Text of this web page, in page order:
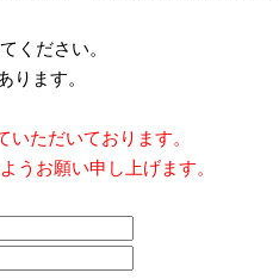
ください。
ります。
ただいております。
うお願い申し上げます。